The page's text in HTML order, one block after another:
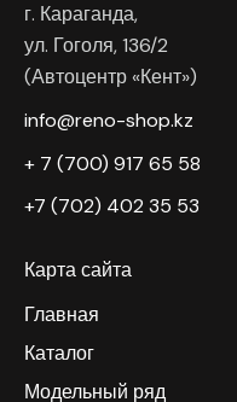
г. Караганда,
ул. Гоголя, 136/2
(Автоцентр «Кент»)
info@reno-shop.kz
+ 7 (700) 917 65 58
+7 (702) 402 35 53
Карта сайта
Главная
Каталог
Модельный ряд